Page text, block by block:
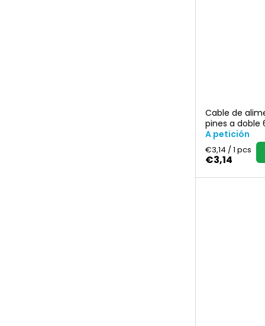
Cable de
pines a doble
A petición
€3,14
Precio
de
la
medida:
€3,14 / 1 pcs